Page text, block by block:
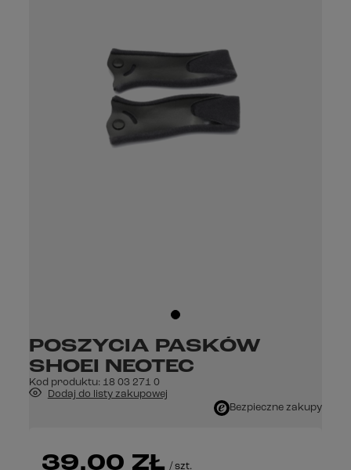
POSZYCIA PASKÓW
SHOEI NEOTEC
Kod produktu: 18 03 271 0
Dodaj do listy zakupowej
Bezpieczne zakupy
39,00 ZŁ / szt.